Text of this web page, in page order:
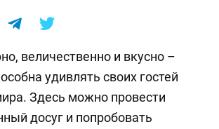
величественно и вкусно –
удивлять своих гостей
Здесь можно провести
досуг и попробовать